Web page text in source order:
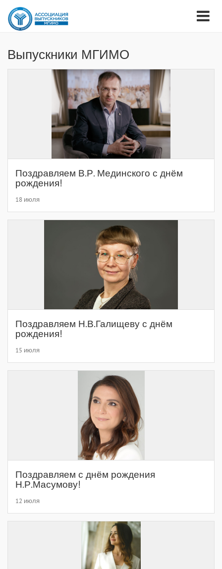
Выпускники МГИМО
Поздравляем В.Р. Мединского с днём
рождения!
18 июля
Поздравляем Н.В.Галищеву с днём
рождения!
15 июля
Поздравляем с днём рождения
Н.Р.Масумову!
12 июля